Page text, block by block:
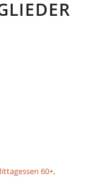
60+,